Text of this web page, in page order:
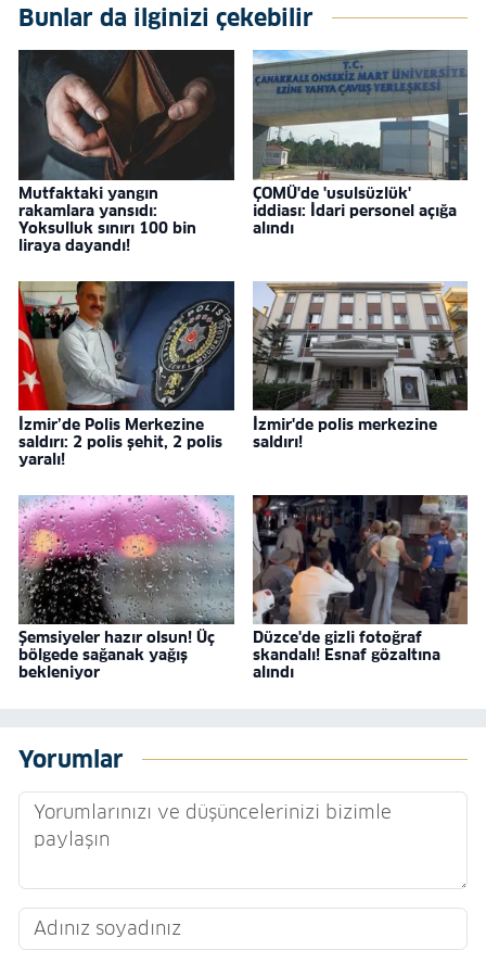
Bunlar da ilginizi çekebilir
Mutfaktaki yangın
rakamlara yansıdı:
Yoksulluk sınırı 100 bin
liraya dayandı!
ÇOMÜ'de 'usulsüzlük'
iddiası: İdari personel açığa
alındı
İzmir’de Polis Merkezine
saldırı: 2 polis şehit, 2 polis
yaralı!
İzmir'de polis merkezine
saldırı!
Şemsiyeler hazır olsun! Üç
bölgede sağanak yağış
bekleniyor
Düzce'de gizli fotoğraf
skandalı! Esnaf gözaltına
alındı
Yorumlar